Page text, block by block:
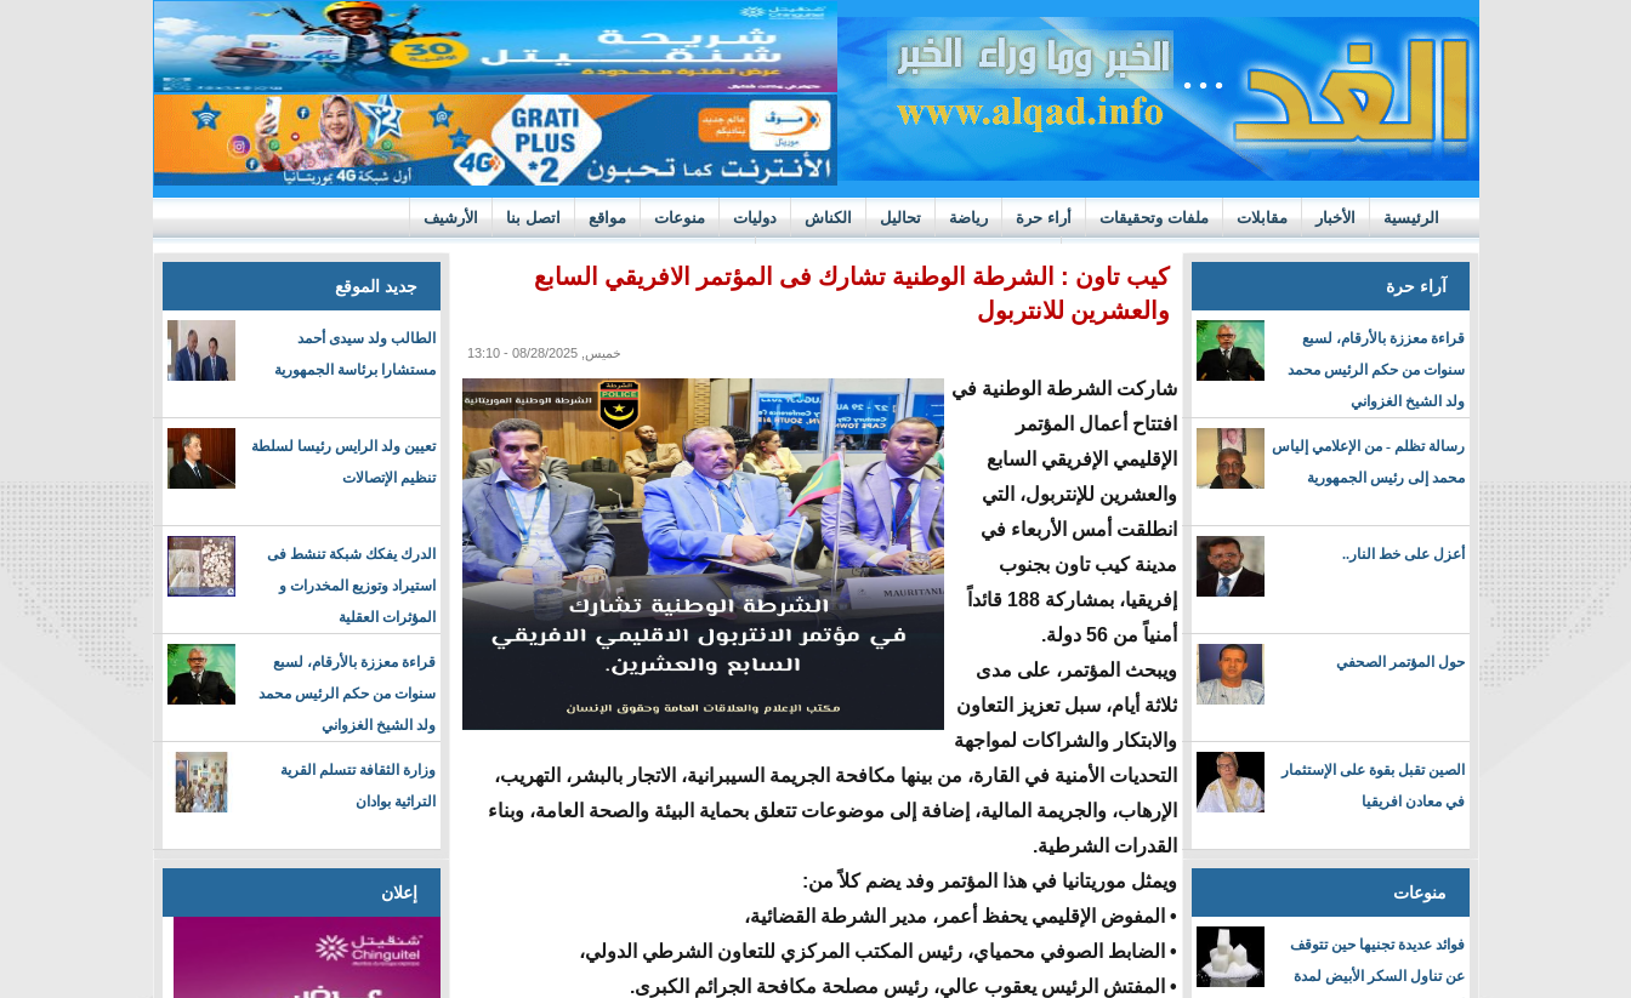
الرئيسية الأخبار مقابلات ملفات وتحقيقات أراء حرة رياضة تحاليل الكناش دوليات منوعات مواقع اتصل بنا الأرشيف
https://m.youtube.com/watch?v=GN10qW4W4hQ
آراء حرة
قراءة معززة بالأرقام، لسبع
سنوات من حكم الرئيس محمد
ولد الشيخ الغزواني
رسالة تظلم - من الإعلامي إلياس
محمد إلى رئيس الجمهورية
أعزل على خط النار..
حول المؤتمر الصحفي
الصين تقبل بقوة على الإستثمار
في معادن افريقيا
منوعات
فوائد عديدة تجنيها حين تتوقف
عن تناول السكر الأبيض لمدة
كيب تاون : الشرطة الوطنية تشارك فى المؤتمر الافريقي السابع
والعشرين للانتربول
خميس, 08/28/2025 - 13:10
شاركت الشرطة الوطنية في
افتتاح أعمال المؤتمر
الإقليمي الإفريقي السابع
والعشرين للإنتربول، التي
انطلقت أمس الأربعاء في
مدينة كيب تاون بجنوب
إفريقيا، بمشاركة 188 قائداً
أمنياً من 56 دولة.
ويبحث المؤتمر، على مدى
ثلاثة أيام، سبل تعزيز التعاون
والابتكار والشراكات لمواجهة
التحديات الأمنية في القارة، من بينها مكافحة الجريمة السيبرانية، الاتجار بالبشر، التهريب،
الإرهاب، والجريمة المالية، إضافة إلى موضوعات تتعلق بحماية البيئة والصحة العامة، وبناء
القدرات الشرطية.
ويمثل موريتانيا في هذا المؤتمر وفد يضم كلاً من:
• المفوض الإقليمي يحفظ أعمر، مدير الشرطة القضائية،
• الضابط الصوفي محمياي، رئيس المكتب المركزي للتعاون الشرطي الدولي،
• المفتش الرئيس يعقوب عالي، رئيس مصلحة مكافحة الجرائم الكبرى.
جديد الموقع
الطالب ولد سيدى أحمد
مستشارا برئاسة الجمهورية
تعيين ولد الرايس رئيسا لسلطة
تنظيم الإتصالات
الدرك يفكك شبكة تنشط فى
استيراد وتوزيع المخدرات و
المؤثرات العقلية
قراءة معززة بالأرقام، لسبع
سنوات من حكم الرئيس محمد
ولد الشيخ الغزواني
وزارة الثقافة تتسلم القرية
التراثية بوادان
إعلان